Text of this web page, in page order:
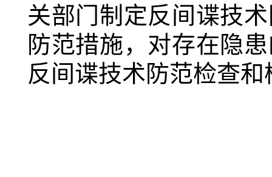
关部门制定反间谍技
防范措施，对存在隐
反间谍技术防范检查和